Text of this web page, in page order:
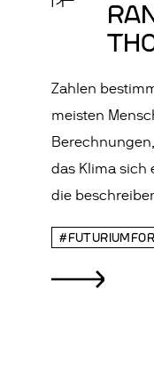
Zahlen
meisten
das Klima sich
die